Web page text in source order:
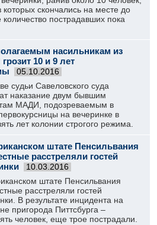
которых скончались на месте до
пострадавших пока
насильникам из
10 и 9 лет
05.10.2016
судьи Савеловского суда
наказание двум бывшим
МАДИ, подозреваемым в
на вечеринке в
лет колонии строгого режима.
штате Пенсильвания
расстреляли гостей
10.03.2016
штате Пенсильвания
расстреляли гостей
В результате инцидента на
пригорода Питтсбурга –
человек, еще трое пострадали.